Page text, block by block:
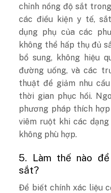
chỉnh nồng độ sắt
các điều kiện y tế,
dụng phụ của các
không thể hấp thụ đủ
bổ sung, không hiệu
đường uống, và các
thuật để giảm nhu
thời gian phục hồi.
phương pháp thích
viêm ruột khi các
không phù hợp.
5. Làm thế nào
sắt?
Để biết chính xác liệu